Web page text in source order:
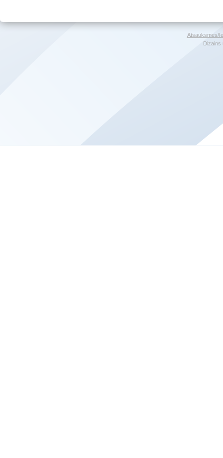
Atsauksmes/
Dizains